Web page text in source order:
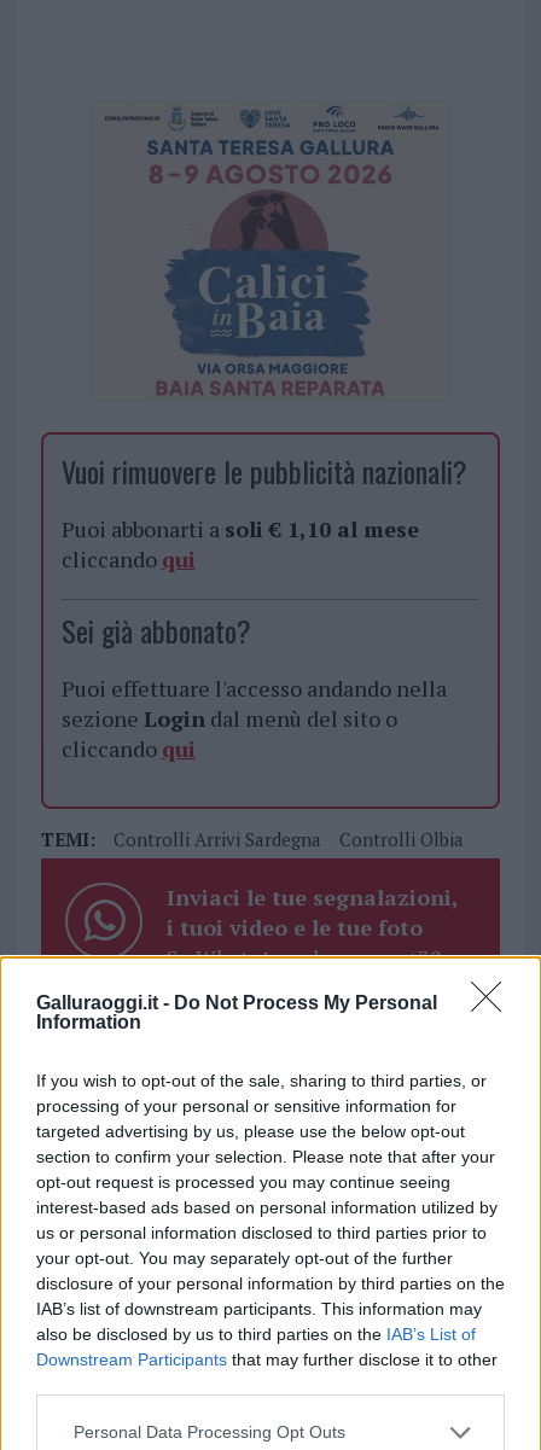
Galluraoggi.it - Do Not Process My Personal
Information
If you wish to opt-out of the sale, sharing to third parties, or
processing of your personal or sensitive information for
targeted advertising by us, please use the below opt-out
section to confirm your selection. Please note that after your
opt-out request is processed you may continue seeing
interest-based ads based on personal information utilized by
us or personal information disclosed to third parties prior to
your opt-out. You may separately opt-out of the further
disclosure of your personal information by third parties on the
IAB’s list of downstream participants. This information may
also be disclosed by us to third parties on the IAB’s List of
Downstream Participants that may further disclose it to other
Please note that this website/app uses one or more Google
Personal Data Processing Opt Outs
Vuoi rimuovere le pubblicità nazionali?
Puoi abbonarti a soli € 1,10 al mese
cliccando qui
Sei già abbonato?
Puoi effettuare l'accesso andando nella
sezione Logindal menù del sito o
cliccando qui
TEMI: Controlli Arrivi Sardegna Controlli Olbia
Inviaci le tue segnalazioni,
i tuoi video e le tue foto
Su WhatsApp al numero +39
345 356 7512
Notizie in tempo reale?
Entra nel canale telegram di
GalluraOggi.it
Ricevi le nostre ultime news
daGoogle News